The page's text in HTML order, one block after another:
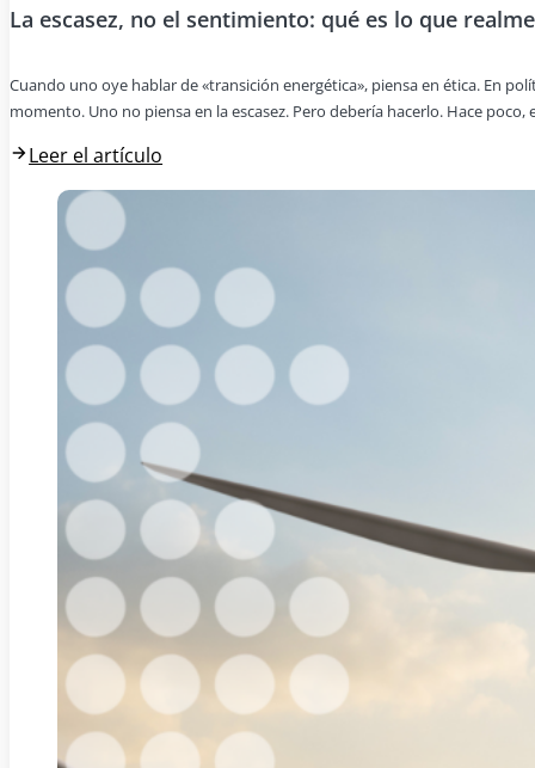
La escasez, no el sentimiento: qué es lo que
Cuando uno oye hablar de «transición energética», piensa en ética. En
momento. Uno no piensa en la escasez. Pero debería hacerlo. Hace
Leer el artículo